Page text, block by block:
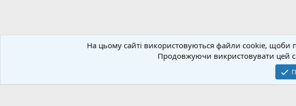
Пропозиції з продажу, купівлі товарів і послуг
На цьому сайті використовуються файли cookie, щоби
Продовжуючи викристовувати цей